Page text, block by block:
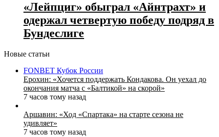
«Лейпциг» обыграл «Айнтрахт» и
одержал четвертую победу подряд в
Бундеслиге
Новые статьи
FONBET Кубок России
Ерохин: «Хочется поддержать Кондакова. Он уехал до
окончания матча с «Балтикой» на скорой»
7 часов тому назад
Аршавин: «Ход «Спартака» на старте сезона не
удивляет»
7 часов тому назад